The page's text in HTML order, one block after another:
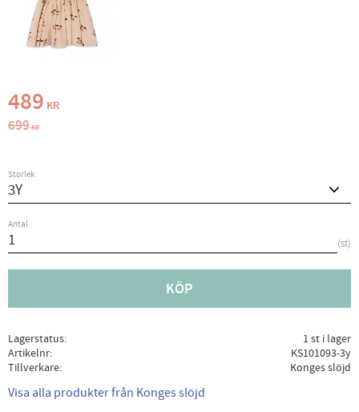
Nedsatt pris:
489 KR
Ordinarie pris:
699KR
Storlek
Antal
st
KÖP
Lagerstatus
1 st i lager
Artikelnr
KS101093-3y
Tillverkare
Konges slöjd
Visa alla produkter från Konges slöjd